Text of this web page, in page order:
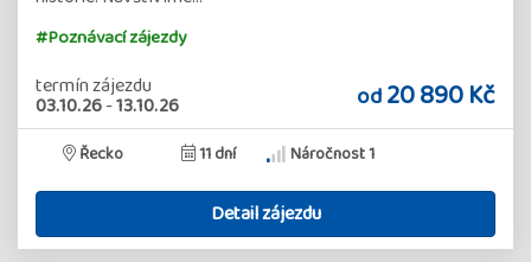
#Poznávací zájezdy
termín zájezdu
03.10.26-13.10.26 od20 890 Kč
Řecko 11 dní Náročnost 1
Detail zájezdu